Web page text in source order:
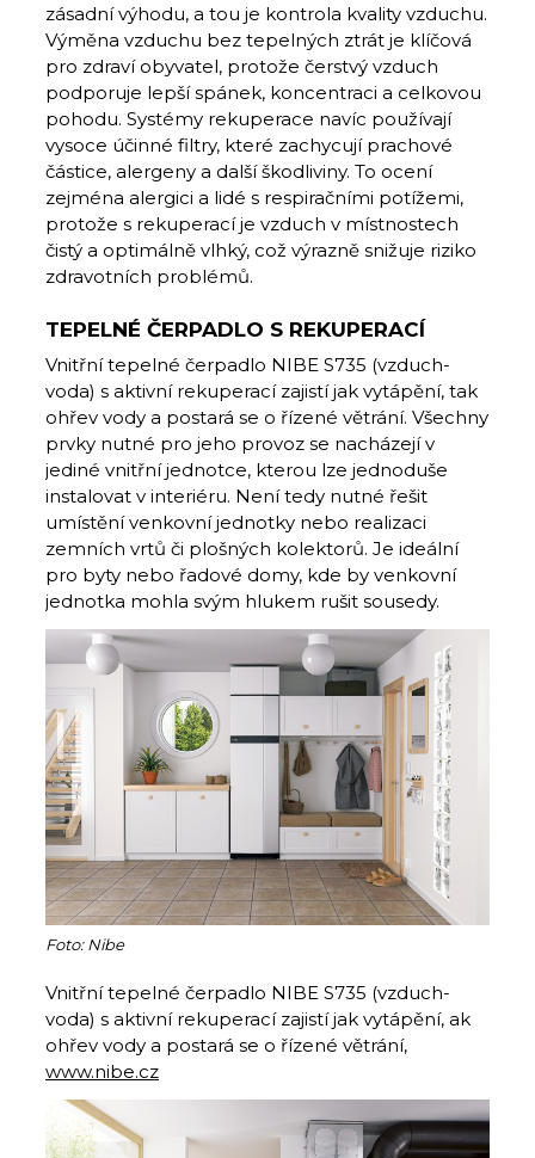
zásadní výhodu, a tou je kontrola kvality vzduchu.
Výměna vzduchu bez tepelných ztrát je klíčová
pro zdraví obyvatel, protože čerstvý vzduch
podporuje lepší spánek, koncentraci a celkovou
pohodu. Systémy rekuperace navíc používají
vysoce účinné filtry, které zachycují prachové
částice, alergeny a další škodliviny. To ocení
zejména alergici a lidé s respiračními potížemi,
protože s rekuperací je vzduch v místnostech
čistý a optimálně vlhký, což výrazně snižuje riziko
zdravotních problémů.
TEPELNÉ ČERPADLO S REKUPERACÍ
Vnitřní tepelné čerpadlo NIBE S735 (vzduch-
voda) s aktivní rekuperací zajistí jak vytápění, tak
ohřev vody a postará se o řízené větrání. Všechny
prvky nutné pro jeho provoz se nacházejí v
jediné vnitřní jednotce, kterou lze jednoduše
instalovat v interiéru. Není tedy nutné řešit
umístění venkovní jednotky nebo realizaci
zemních vrtů či plošných kolektorů. Je ideální
pro byty nebo řadové domy, kde by venkovní
jednotka mohla svým hlukem rušit sousedy.
Foto: Nibe
Vnitřní tepelné čerpadlo NIBE S735 (vzduch-
voda) s aktivní rekuperací zajistí jak vytápění, ak
ohřev vody a postará se o řízené větrání,
www.nibe.cz